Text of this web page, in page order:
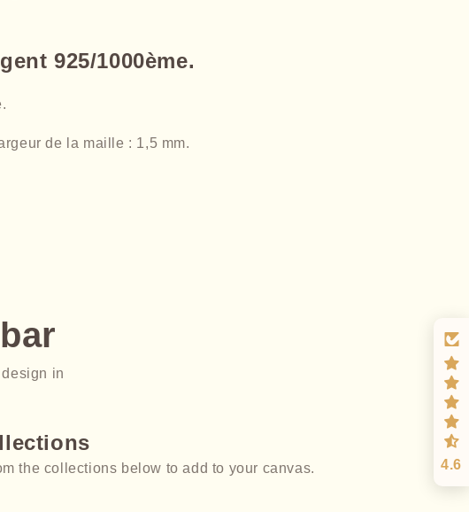
925/1000ème.
de la maille : 1,5 mm.
in
the collections below to add to your canvas. 4.6